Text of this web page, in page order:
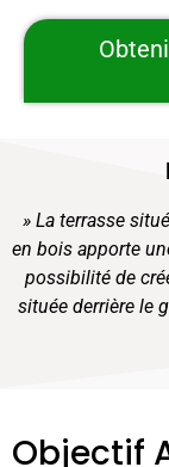
» La terrasse
en bois apporte
possibilité de
située derrière le
Objectif